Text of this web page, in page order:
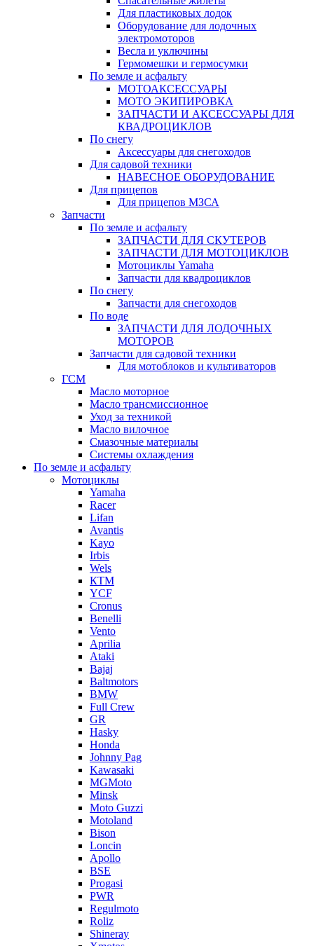
Для пластиковых лодок
Оборудование для лодочных
электромоторов
Весла и уключины
Гермомешки и гермосумки
По земле и асфальту
МОТОАКСЕССУАРЫ
МОТО ЭКИПИРОВКА
ЗАПЧАСТИ И АКСЕССУАРЫ ДЛЯ
КВАДРОЦИКЛОВ
По снегу
Аксессуары для снегоходов
Для садовой техники
НАВЕСНОЕ ОБОРУДОВАНИЕ
Для прицепов
Для прицепов МЗСА
Запчасти
По земле и асфальту
ЗАПЧАСТИ ДЛЯ СКУТЕРОВ
ЗАПЧАСТИ ДЛЯ МОТОЦИКЛОВ
Мотоциклы Yamaha
Запчасти для квадроциклов
По снегу
Запчасти для снегоходов
По воде
ЗАПЧАСТИ ДЛЯ ЛОДОЧНЫХ
МОТОРОВ
Запчасти для садовой техники
Для мотоблоков и культиваторов
ГСМ
Масло моторное
Масло трансмиссионное
Уход за техникой
Масло вилочное
Смазочные материалы
Системы охлаждения
По земле и асфальту
Мотоциклы
Yamaha
Racer
Lifan
Avantis
Kayo
Irbis
Wels
КТМ
YCF
Cronus
Benelli
Vento
Aprilia
Ataki
Bajaj
Baltmotors
BMW
Full Crew
GR
Hasky
Honda
Johnny Pag
Kawasaki
MGMoto
Minsk
Moto Guzzi
Motoland
Bison
Loncin
Apollo
BSE
Progasi
PWR
Regulmoto
Roliz
Shineray